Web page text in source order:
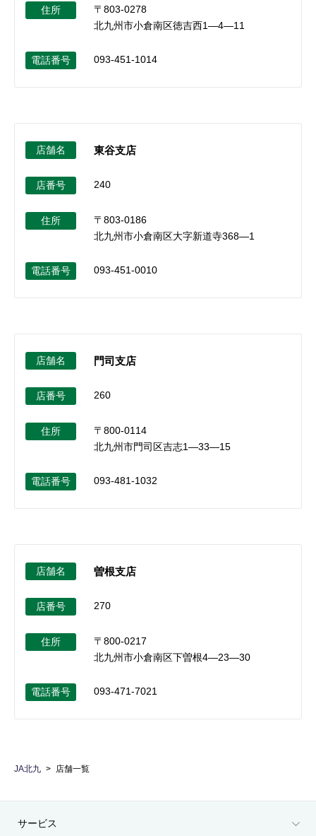
住所
〒803-0278
北九州市小倉南区徳吉西1―4―11
電話番号 093-451-1014
店舗名 東谷支店
店番号 240
住所
〒803-0186
北九州市小倉南区大字新道寺368―1
電話番号 093-451-0010
店舗名 門司支店
店番号 260
住所
〒800-0114
北九州市門司区吉志1―33―15
電話番号 093-481-1032
店舗名 曽根支店
店番号 270
住所
〒800-0217
北九州市小倉南区下曽根4―23―30
電話番号 093-471-7021
JA北九 店舗一覧
サービス